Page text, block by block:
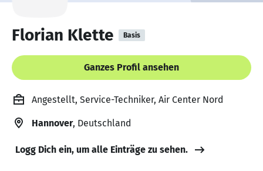
Florian Klette Basis
Ganzes Profil ansehen
Angestellt, Service-Techniker, Air Center Nord
Hannover, Deutschland
Logg Dich ein, um alle Einträge zu sehen.